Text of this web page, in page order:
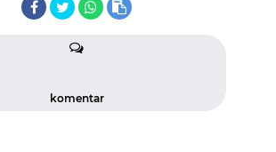
komentar